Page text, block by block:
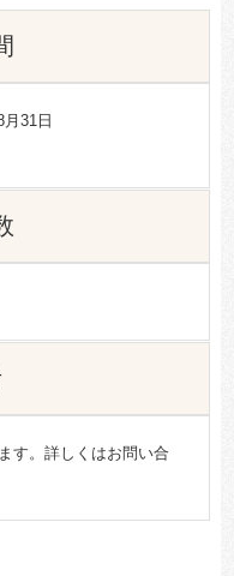
31日
す。詳しくはお問い合